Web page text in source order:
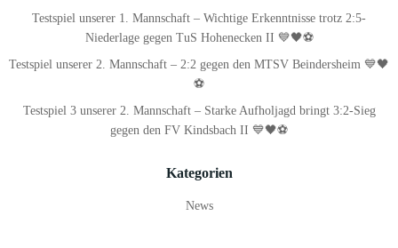
Testspiel unserer 1. Mannschaft – Wichtige Erkenntnisse trotz 2:5-
Niederlage gegen TuS Hohenecken II 💙🖤⚽
Testspiel unserer 2. Mannschaft – 2:2 gegen den MTSV Beindersheim 💙🖤
⚽
Testspiel 3 unserer 2. Mannschaft – Starke Aufholjagd bringt 3:2-Sieg
gegen den FV Kindsbach II 💙🖤⚽
Kategorien
News